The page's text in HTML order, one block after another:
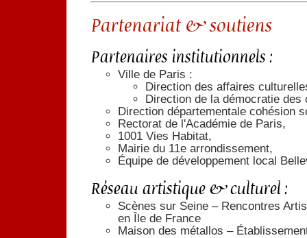
Partenariat & soutiens
Partenaires institutionnels :
Ville de Paris :
Direction des affaires
Direction de la démocratie
Direction départementale cohésion
Rectorat de l'Académie de Paris,
1001 Vies Habitat,
Mairie du 11e arrondissement,
Équipe de développement local
Réseau artistique & culturel :
Scènes sur Seine – Rencontres
en Île de France
Maison des métallos –